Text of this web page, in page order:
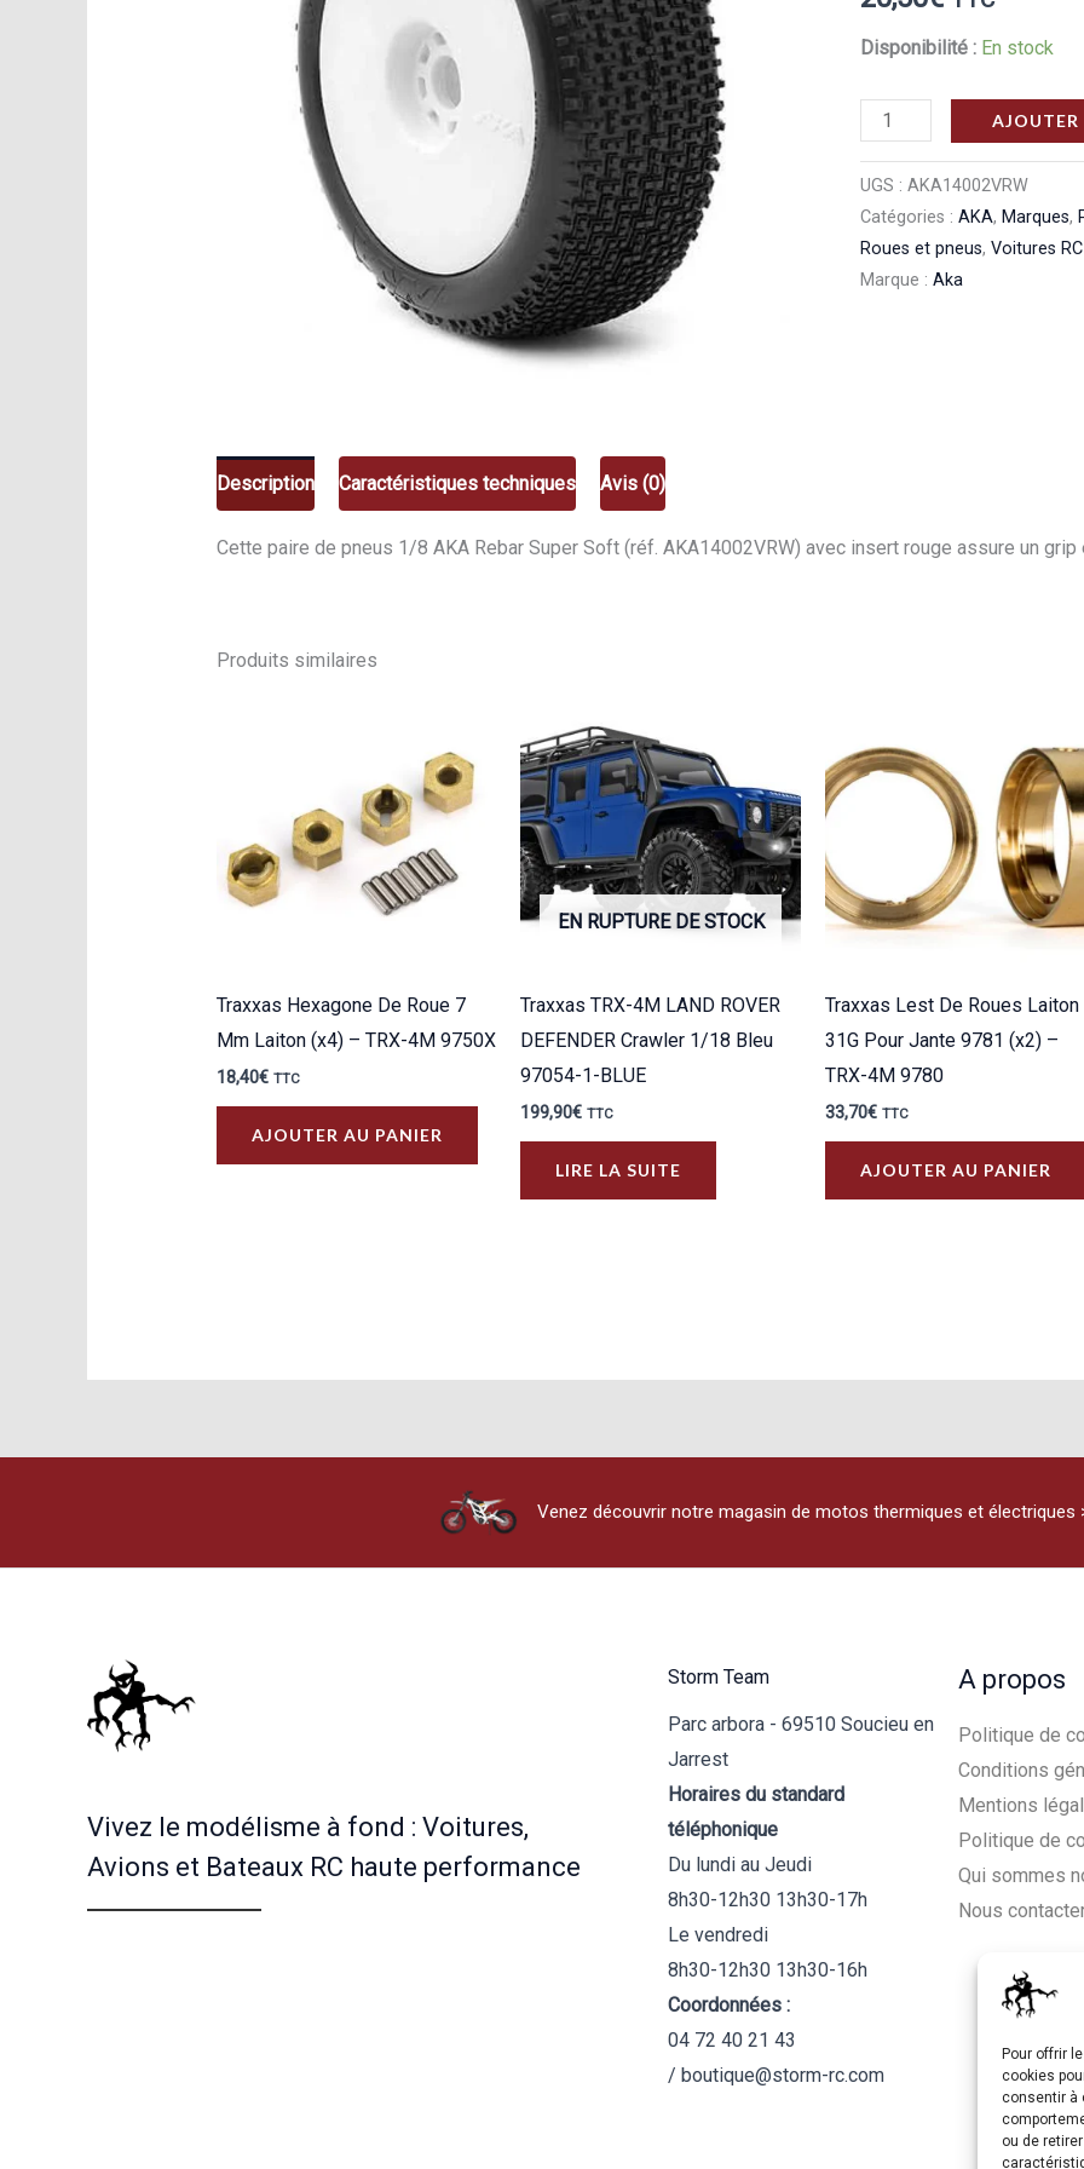
Pour offrir
cookies
consentir à
ou de
Disponibilité : En stock
quantité
Aka
Pneus
1/8
Rebar
AJOUTER
UGS :AKA14002VRW
Catégories :AKA, Marques,
Roues et pneus,Voitures RC
Marque :Aka
Description Caractéristiques techniques Avis (0)
Cette paire de pneus 1/8 AKA Rebar Super Soft (réf. AKA14002VRW) avec insert rouge assure un
Produits similaires
Traxxas Hexagone De Roue 7
Mm Laiton (x4) – TRX-4M 9750X
18,40€ TTC
AJOUTER AU PANIER
EN RUPTURE DE STOCK
Traxxas TRX-4M LAND ROVER
DEFENDER Crawler 1/18 Bleu
97054-1-BLUE
199,90€ TTC
LIRE LA SUITE
Traxxas Lest De Roues Laiton
31G Pour Jante 9781 (x2) –
TRX-4M 9780
33,70€ TTC
AJOUTER AU PANIER
Venez découvrir notre magasin de motos thermiques et électriques
Vivez le modélisme à fond : Voitures,
Avions et Bateaux RC haute performance
Storm Team
Parc arbora - 69510 Soucieu en
Jarrest
Horaires du standard
téléphonique
Du lundi au Jeudi
8h30-12h30 13h30-17h
Le vendredi
8h30-12h30 13h30-16h
Coordonnées :
04 72 40 21 43
/ boutique@storm-rc.com
A propos
Politique de
Conditions
Mentions
Politique de
Qui sommes
Nous